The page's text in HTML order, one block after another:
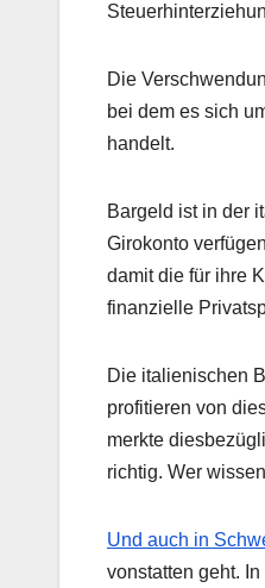
Die
bei dem es sich
handelt.
Bargeld ist in der
Girokonto
damit die für ihre
finanzielle
Die italienischen
profitieren von
merkte
richtig. Wer
Und auch in
vonstatten geht.